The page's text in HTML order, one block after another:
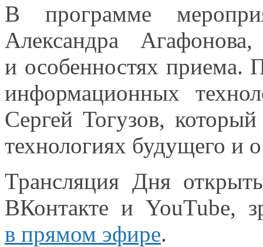
В программе
Александра
и особенностях приема.
информационных
Сергей Тогузов,
технологиях будущего и
Трансляция Дня
ВКонтакте и YouTube,
в прямом эфире.